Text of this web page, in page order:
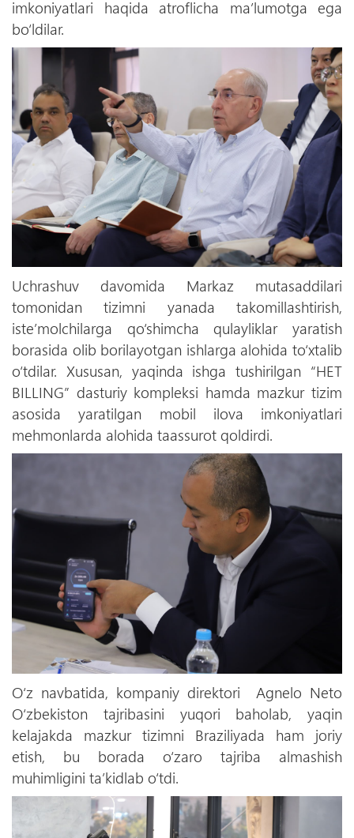
imkoniyatlari haqida atroflicha ma’lumotga ega
bo‘ldilar.
Uchrashuv davomida Markaz mutasaddilari
tomonidan tizimni yanada takomillashtirish,
iste’molchilarga qo‘shimcha qulayliklar yaratish
borasida olib borilayotgan ishlarga alohida to‘xtalib
o‘tdilar. Xususan, yaqinda ishga tushirilgan “HET
BILLING” dasturiy kompleksi hamda mazkur tizim
asosida yaratilgan mobil ilova imkoniyatlari
mehmonlarda alohida taassurot qoldirdi.
O‘z navbatida, kompaniy direktori Agnelo Neto
O‘zbekiston tajribasini yuqori baholab, yaqin
kelajakda mazkur tizimni Braziliyada ham joriy
etish, bu borada o‘zaro tajriba almashish
muhimligini ta’kidlab o‘tdi.